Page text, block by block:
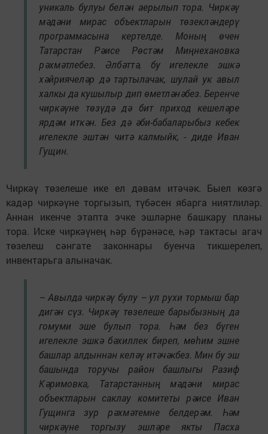
уникаль булуы белән аерылып тора. Чиркәү
мәдәни мирас объектларын төзекләндерү
программасына кертелде. Моның өчен
Татарстан Рәисе Рөстәм Миңнехановка
рәхмәтлебез. Әлбәттә, бу игелекле эшкә
хәйриячеләр дә тартылачак, шулай ук авыл
халкы да кушылыр дип өметләнәбез. Беренче
чиркәүне төзүдә дә бит приход кешеләре
ярдәм иткән. Без дә әби-бабаларыбыз кебек
игелекле эштән читә калмыйк, - диде Иван
Гущин.
Чиркәү төзелеше ике ел дәвам итәчәк. Быел көзгә
кадәр чиркәүне торгызып, түбәсен ябарга ниятлиләр.
Аннан икенче этапта эчке эшләрне башкару планы
тора. Иске чиркәүнең һәр бүрәнәсе, һәр тактасы агач
төзелеш сәнгате законнары буенча тикшерелеп,
инвентарьга алыначак.
– Авылда чиркәү булу – ул рухи тормыш бар
дигән сүз. Чиркәү төзелеше барыбызның да
гомуми эше булып тора. Һәм без бүген
игелекле эшкә бәхиллек биреп, мөһим эшне
башлар алдыннан келәү итәчәкбез. Мин бу эш
башында торучы район башлыгы Разиф
Кәримовка, Татарстанның мәдәни мирас
объектларын саклау комитеты рәисе Иван
Гущинга зур рәхмәтемне белдерәм. Һәм
чиркәүне торгызу эшләре якты Пасха